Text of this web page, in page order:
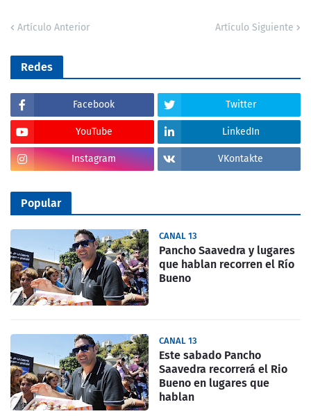
Artículo Anterior Artículo Siguiente
Redes
Facebook Twitter
YouTube LinkedIn
Instagram VKontakte
Popular
CANAL 13
Pancho Saavedra y lugares
que hablan recorren el Río
Bueno
CANAL 13
Este sabado Pancho
Saavedra recorrerá el Rio
Bueno en lugares que
hablan